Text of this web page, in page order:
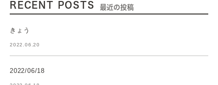
RECENT POSTS 最近の投稿
きょう
2022.06.20
2022/06/18